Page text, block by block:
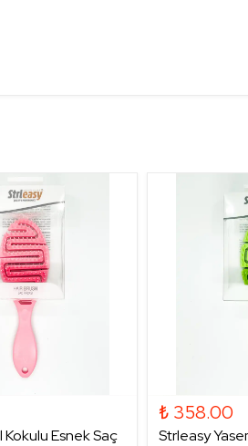
Esnek Saç
₺ 358.00
Strleasy